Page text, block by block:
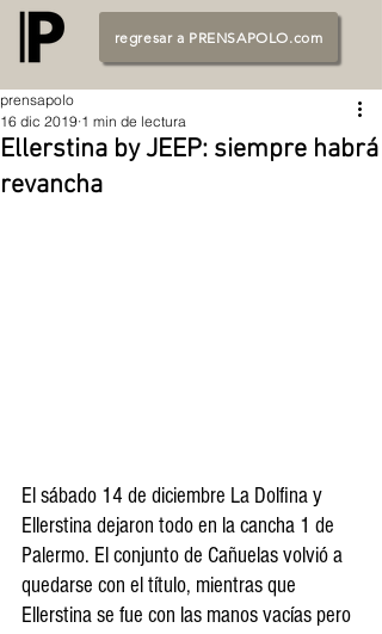
regresar a PRENSAPOLO.com
Ellerstina by JEEP: siempre habrá
revancha
prensapolo
16 dic 2019 1 min de lectura
El sábado 14 de diciembre La Dolfina y
Ellerstina dejaron todo en la cancha 1 de
Palermo. El conjunto de Cañuelas volvió a
quedarse con el título, mientras que
Ellerstina se fue con las manos vacías pero